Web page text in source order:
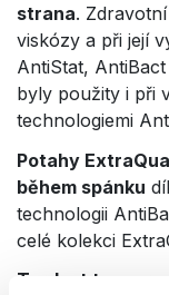
strana.
viskózy a při její
AntiStat,
byly použity i při
technologiemi
Potahy
během spánku
technologii
celé kolekci
Tvrdost topperu